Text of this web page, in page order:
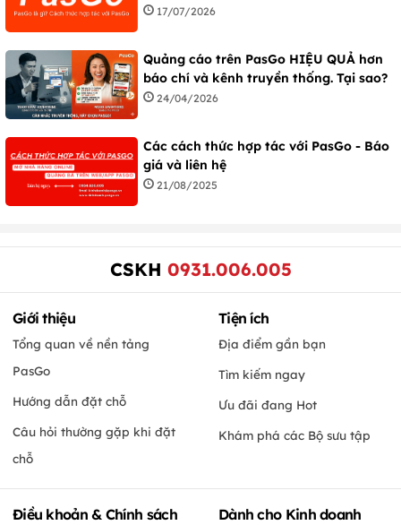
17/07/2026
Quảng cáo trên PasGo HIỆU QUẢ hơn
báo chí và kênh truyền thống. Tại sao?
24/04/2026
Các cách thức hợp tác với PasGo - Báo
giá và liên hệ
21/08/2025
CSKH 0931.006.005
Giới thiệu
Tổng quan về nền tảng
PasGo
Hướng dẫn đặt chỗ
Câu hỏi thường gặp khi đặt
chỗ
Tiện ích
Địa điểm gần bạn
Tìm kiếm ngay
Ưu đãi đang Hot
Khám phá các Bộ sưu tập
Điều khoản & Chính sách Dành cho Kinh doanh